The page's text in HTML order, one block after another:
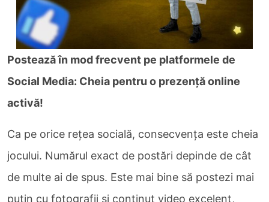
Postează în mod frecvent pe platformele de
Social Media: Cheia pentru o prezență online
activă!
Ca pe orice rețea socială, consecvența este cheia
jocului. Numărul exact de postări depinde de cât
de multe ai de spus. Este mai bine să postezi mai
puțin cu fotografii și conținut video excelent,